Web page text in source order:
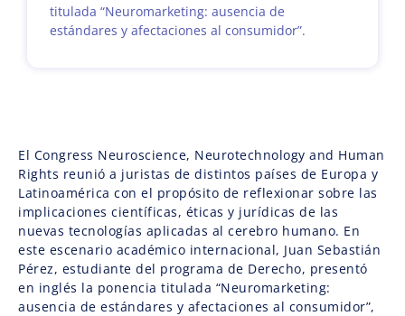
titulada “Neuromarketing: ausencia de
estándares y afectaciones al consumidor”.
El Congress Neuroscience, Neurotechnology and Human
Rights reunió a juristas de distintos países de Europa y
Latinoamérica con el propósito de reflexionar sobre las
implicaciones científicas, éticas y jurídicas de las
nuevas tecnologías aplicadas al cerebro humano. En
este escenario académico internacional, Juan Sebastián
Pérez, estudiante del programa de Derecho, presentó
en inglés la ponencia titulada “Neuromarketing:
ausencia de estándares y afectaciones al consumidor”,